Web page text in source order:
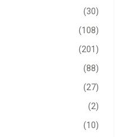
(30)
(108)
(201)
(88)
(27)
(2)
(10)